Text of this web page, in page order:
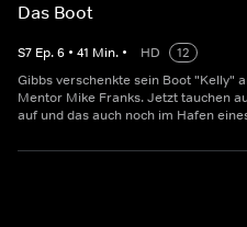
Das Boot
S7 Ep.6 • 41 Min. • HD
12
Gibbs verschenkte sein Boot "Kelly"
Mentor Mike Franks. Jetzt tauchen
auf und das auch noch im Hafen